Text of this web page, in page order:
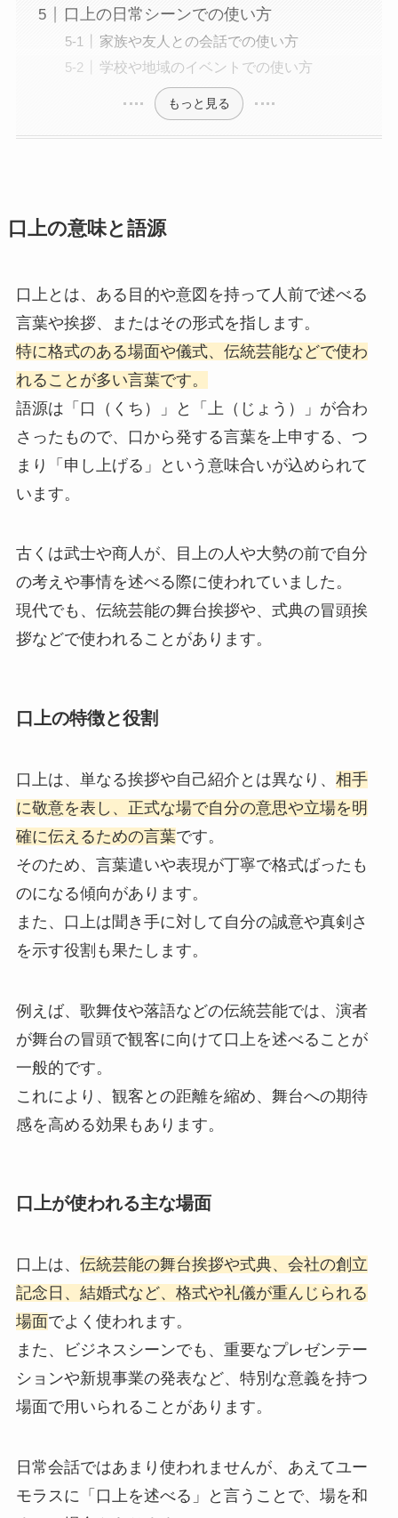
口上の日常シーンでの使い方
家族や友人との会話での使い方
学校や地域のイベントでの使い方
もっと見る
口上の意味と語源
口上とは、ある目的や意図を持って人前で述べる
言葉や挨拶、またはその形式を指します。
特に格式のある場面や儀式、伝統芸能などで使わ
れることが多い言葉です。
語源は「口（くち）」と「上（じょう）」が合わ
さったもので、口から発する言葉を上申する、つ
まり「申し上げる」という意味合いが込められて
います。
古くは武士や商人が、目上の人や大勢の前で自分
の考えや事情を述べる際に使われていました。
現代でも、伝統芸能の舞台挨拶や、式典の冒頭挨
拶などで使われることがあります。
口上の特徴と役割
口上は、単なる挨拶や自己紹介とは異なり、 相手
に敬意を表し、正式な場で自分の意思や立場を明
確に伝えるための言葉です。
そのため、言葉遣いや表現が丁寧で格式ばったも
のになる傾向があります。
また、口上は聞き手に対して自分の誠意や真剣さ
を示す役割も果たします。
例えば、歌舞伎や落語などの伝統芸能では、演者
が舞台の冒頭で観客に向けて口上を述べることが
一般的です。
これにより、観客との距離を縮め、舞台への期待
感を高める効果もあります。
口上が使われる主な場面
口上は、 伝統芸能の舞台挨拶や式典、会社の創立
記念日、結婚式など、格式や礼儀が重んじられる
場面でよく使われます。
また、ビジネスシーンでも、重要なプレゼンテー
ションや新規事業の発表など、特別な意義を持つ
場面で用いられることがあります。
日常会話ではあまり使われませんが、あえてユー
モラスに「口上を述べる」と言うことで、場を和